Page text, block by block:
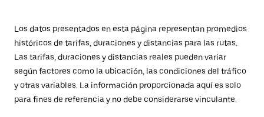
Los datos presentados en esta página representan promedios
históricos de tarifas, duraciones y distancias para las rutas.
Las tarifas, duraciones y distancias reales pueden variar
según factores como la ubicación, las condiciones del tráfico
y otras variables. La información proporcionada aquí es solo
para fines de referencia y no debe considerarse vinculante.